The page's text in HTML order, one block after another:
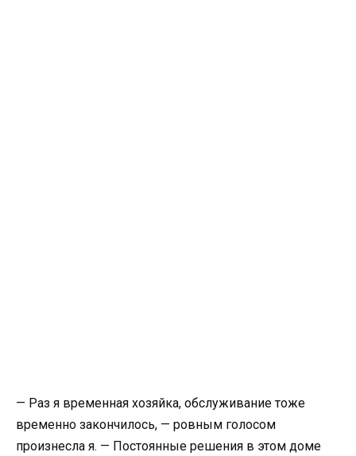
— Раз я временная хозяйка, обслуживание тоже
временно закончилось, — ровным голосом
произнесла я. — Постоянные решения в этом доме